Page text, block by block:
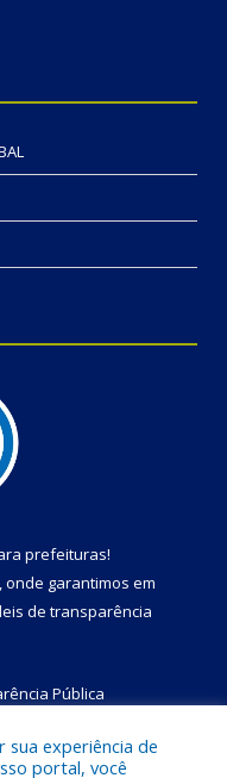
prefeituras!
onde garantimos em
leis de transparência
Pública
sua experiência de
portal, você